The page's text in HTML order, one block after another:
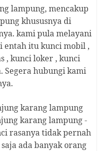
lampung, mencakup
khususnya di
kami pula melayani
entah itu kunci mobil ,
, kunci loker , kunci
Segera hubungi kami
karang lampung
karang lampung-
rasanya tidak pernah
ada banyak orang